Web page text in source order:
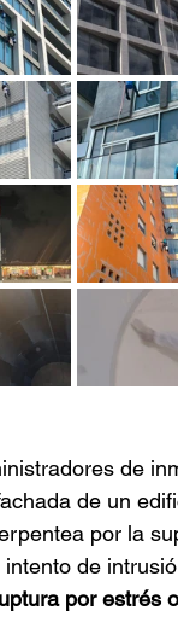
de
de un
por la
de
por estrés